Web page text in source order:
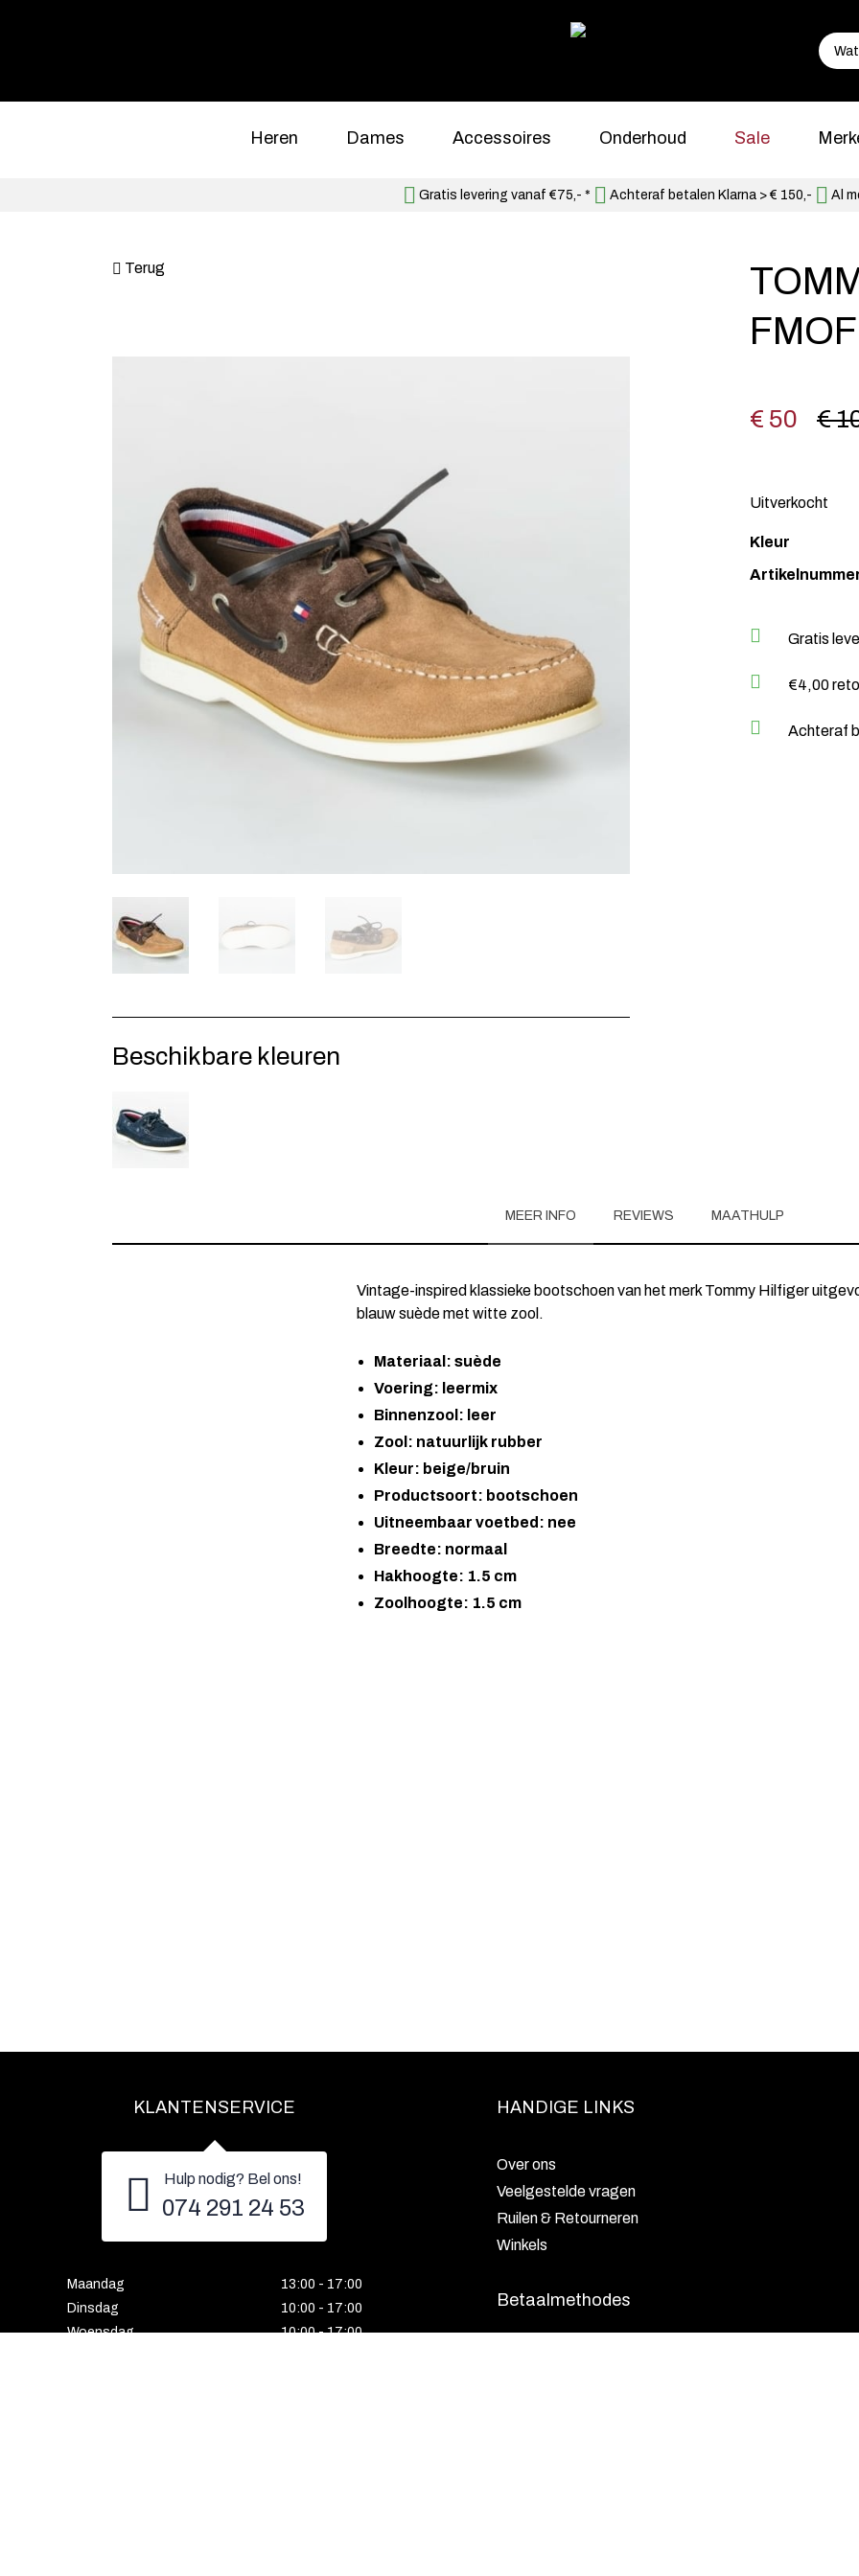
Heren Dames Accessoires Onderhoud Sale
Gratis levering vanaf €75,- * Achteraf betalen Klarna > € 150,- Al
Terug
Beschikbare kleuren
€
€ 50
Uitverkocht
Kleur
Gratis
€4,00
Achteraf
MEER INFO REVIEWS MAATHULP
Vintage-inspired klassieke bootschoen van het merk Tommy Hilfiger
blauw suède met witte zool.
Materiaal: suède
Voering: leermix
Binnenzool: leer
Zool: natuurlijk rubber
Kleur: beige/bruin
Productsoort: bootschoen
Uitneembaar voetbed: nee
Breedte: normaal
Hakhoogte: 1.5 cm
Zoolhoogte: 1.5 cm
KLANTENSERVICE
Hulp nodig? Bel ons!
074 291 24 53
Maandag
13:00 - 17:00
Dinsdag
10:00 - 17:00
Woensdag
10:00 - 17:00
HANDIGE LINKS
Over ons
Veelgestelde vragen
Ruilen & Retourneren
Winkels
Betaalmethodes